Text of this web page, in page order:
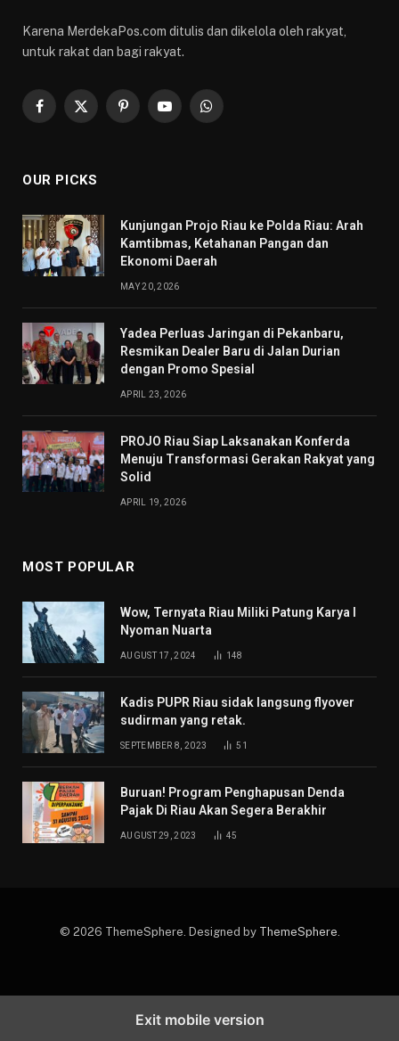
Karena MerdekaPos.com ditulis dan dikelola oleh rakyat,
untuk rakat dan bagi rakyat.
Facebook
X
PinterestYouTubeWhatsApp
OUR PICKS
Kunjungan Projo Riau ke Polda Riau: Arah
Kamtibmas, Ketahanan Pangan dan
Ekonomi Daerah
MAY 20, 2026
Yadea Perluas Jaringan di Pekanbaru,
Resmikan Dealer Baru di Jalan Durian
dengan Promo Spesial
APRIL 23, 2026
PROJO Riau Siap Laksanakan Konferda
Menuju Transformasi Gerakan Rakyat yang
Solid
APRIL 19, 2026
MOST POPULAR
Wow, Ternyata Riau Miliki Patung Karya I
Nyoman Nuarta
AUGUST 17, 2024 148
Kadis PUPR Riau sidak langsung flyover
sudirman yang retak.
SEPTEMBER 8, 2023 51
Buruan! Program Penghapusan Denda
Pajak Di Riau Akan Segera Berakhir
AUGUST 29, 2023 45
© 2026 ThemeSphere. Designed by ThemeSphere
Exit mobile version